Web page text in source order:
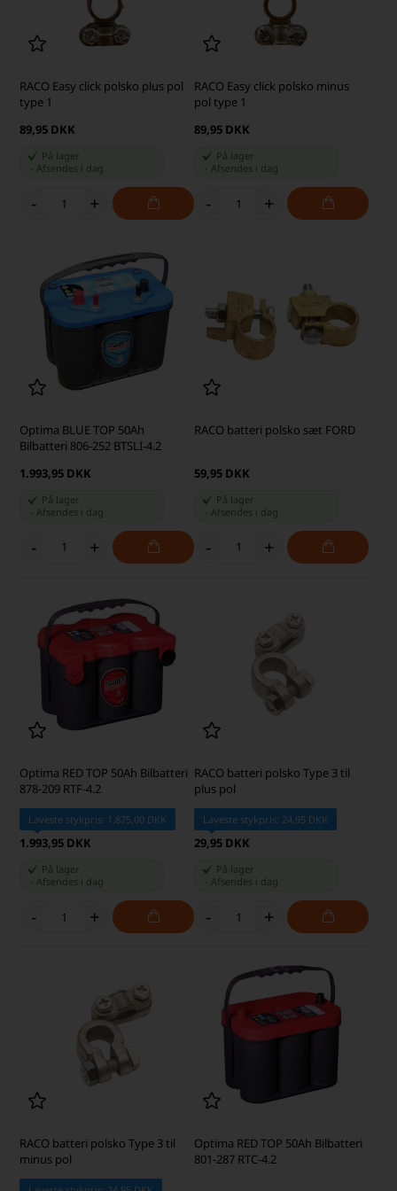
RACO Easy click polsko plus pol
type 1
89,95 DKK
På lager
-Afsendes i dag
- +
RACO Easy click polsko minus
pol type 1
89,95 DKK
På lager
Afsendes i dag
- +
Optima BLUE TOP 50Ah
Bilbatteri 806-252 BTSLI-4.2
1.993,95 DKK
På lager
Afsendes i dag
- +
RACO batteri polsko sæt FORD
59,95 DKK
På lager
Afsendes i dag
- +
Optima RED TOP 50Ah Bilbatteri
878-209 RTF-4.2
Laveste stykpris: 1.875,00 DKK
1.993,95 DKK
På lager
-Afsendes i dag
- +
RACO batteri polsko Type 3 til
plus pol
Laveste stykpris: 24,95 DKK
29,95 DKK
På lager
Afsendes i dag
- +
RACO batteri polsko Type 3 til
minus pol
Optima RED TOP 50Ah Bilbatteri
801-287 RTC-4.2